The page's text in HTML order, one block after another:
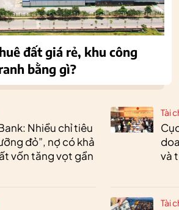
Nhiều chỉ tiêu
đỏ”, nợ có khả
vốn tăng vọt gần
Tài
và
Tài
đất giá rẻ, khu công
bằng gì?